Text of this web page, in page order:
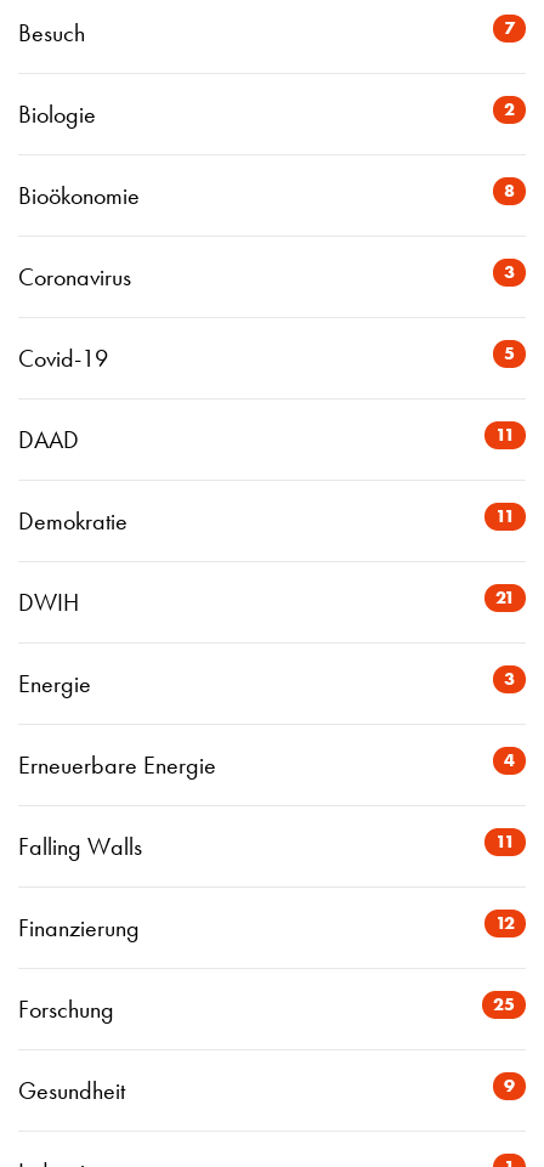
Besuch 7
Biologie 2
Bioökonomie 8
Coronavirus 3
Covid-19 5
DAAD 11
Demokratie 11
DWIH 21
Energie 3
Erneuerbare Energie 4
Falling Walls 11
Finanzierung 12
Forschung 25
Gesundheit 9